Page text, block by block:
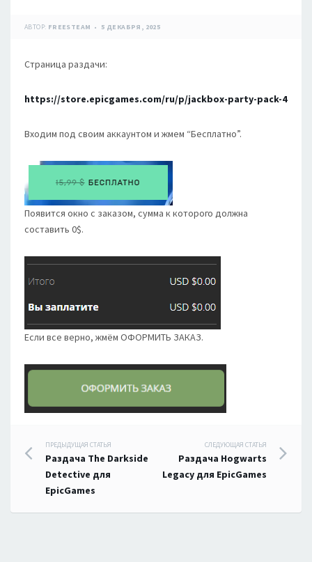
АВТОР: FREESTEAM 5 ДЕКАБРЯ, 2025
Страница раздачи:
https://store.epicgames.com/ru/p/jackbox-party-pack-4
Входим под своим аккаунтом и жмем “Бесплатно”.
Появится окно с заказом, сумма к которого должна
составить 0$.
Если все верно, жмём ОФОРМИТЬ ЗАКАЗ.
Навигация
по
записям
ПРЕДЫДУЩАЯ СТАТЬЯ
Раздача The Darkside
Detective для
EpicGames
СЛЕДУЮЩАЯ СТАТЬЯ
Раздача Hogwarts
Legacy для EpicGames